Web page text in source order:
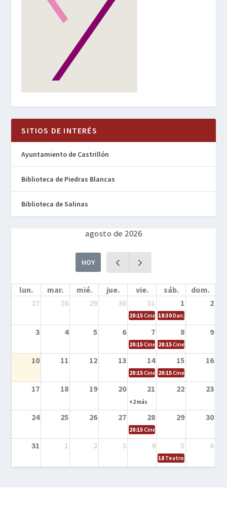
SITIOS DE INTERÉS
Ayuntamiento de Castrillón
Biblioteca de Piedras Blancas
Biblioteca de Salinas
agosto de 2026
HOY
lun. mar. mié. jue. vie. sáb.
dom.
27
28 29 30 31 1 2
20:15Cine en la calle – Cómo
18:30Danza – Cita en el
3 4 5 6 7 8 9
20:15Cine en la calle – El niño y la
20:15Cine en la calle –
10 11 12 13 14 15 16
20:15Cine en la calle – Tortugas
20:15Cine en la calle –
17 18 19 20 21 22 23
+2 más
24 25 26 27 28 29 30
20:15Cine en el calle – Tintín y el
31 1 2 3 4 5 6
18 Teatro – Tres